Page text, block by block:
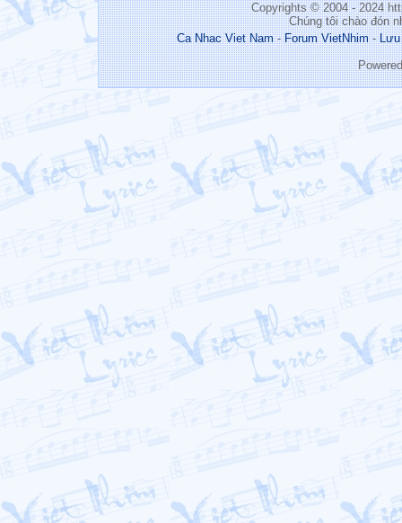
Copyrights © 2004 - 2024
Chúng tôi chào đón
Ca Nhac Viet Nam-Forum VietNhim-